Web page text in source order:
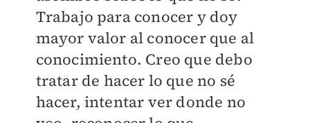
Trabajo para conocer y doy
mayor valor al conocer que al
conocimiento. Creo que debo
tratar de hacer lo que no sé
hacer, intentar ver donde no